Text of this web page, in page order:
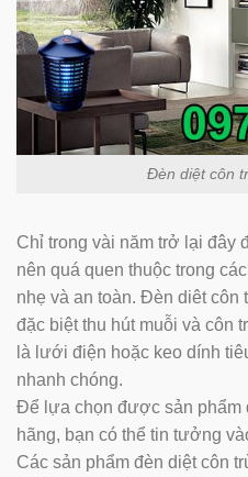
Đèn diệt côn
Chỉ trong vài năm trở lại đây
nên quá quen thuộc trong
nhẹ và an toàn. Đèn diêt côn
đặc biệt thu hút muỗi và côn
là lưới điện hoặc keo dính
nhanh chóng.
Để lựa chọn được sản phẩm
hãng, bạn có thể tin tưởng
Các sản phẩm đèn diệt côn